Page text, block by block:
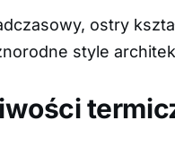
ostry
style